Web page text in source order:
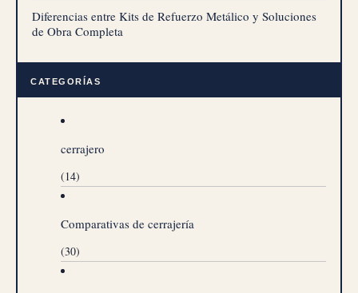
Diferencias entre Kits de Refuerzo Metálico y Soluciones
de Obra Completa
CATEGORÍAS
cerrajero
(14)
Comparativas de cerrajería
(30)